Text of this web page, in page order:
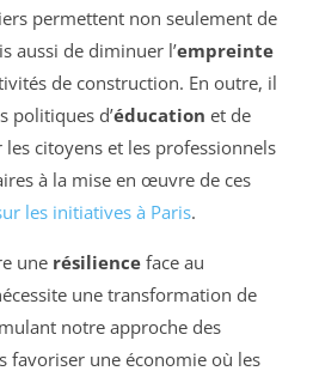
permettent non seulement de
aussi de diminuer l’empreinte
de construction. En outre, il
politiques d’éducation et de
les citoyens et les professionnels
à la mise en œuvre de ces
les initiatives à Paris.
une résilience face au
une transformation de
notre approche des
favoriser une économie où les